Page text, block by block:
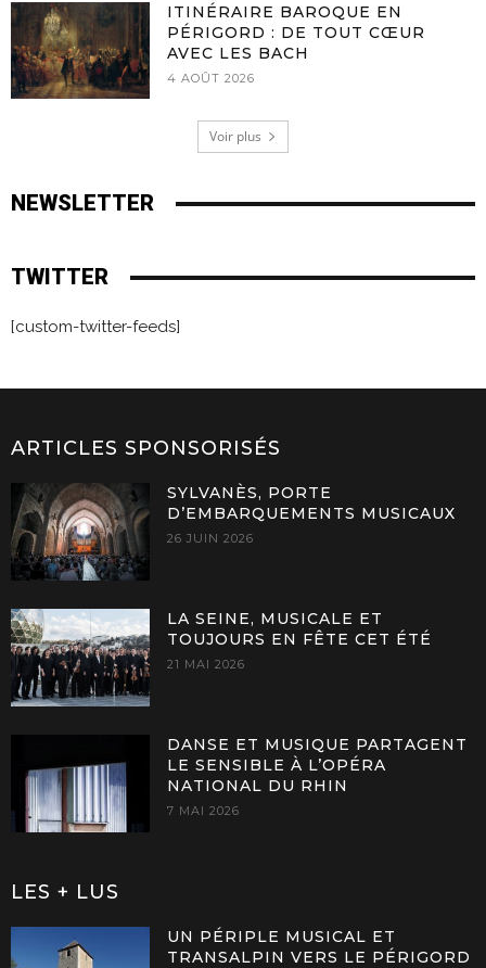
ITINÉRAIRE BAROQUE EN
PÉRIGORD : DE TOUT CŒUR
AVEC LES BACH
4 AOÛT 2026
Voir plus
NEWSLETTER
TWITTER
[custom-twitter-feeds]
ARTICLES SPONSORISÉS
SYLVANÈS, PORTE
D’EMBARQUEMENTS MUSICAUX
26 JUIN 2026
LA SEINE, MUSICALE ET
TOUJOURS EN FÊTE CET ÉTÉ
21 MAI 2026
DANSE ET MUSIQUE PARTAGENT
LE SENSIBLE À L’OPÉRA
NATIONAL DU RHIN
7 MAI 2026
LES + LUS
UN PÉRIPLE MUSICAL ET
TRANSALPIN VERS LE PÉRIGORD